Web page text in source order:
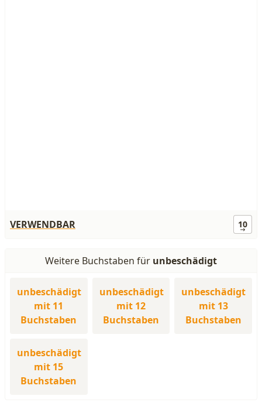
VERWENDBAR 10
Weitere Buchstaben für unbeschädigt
unbeschädigt
mit 11
Buchstaben
unbeschädigt
mit 12
Buchstaben
unbeschädigt
mit 13
Buchstaben
unbeschädigt
mit 15
Buchstaben